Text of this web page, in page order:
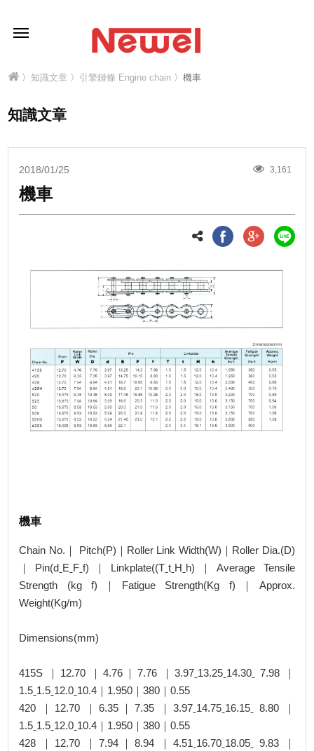
〉 知識文章 〉 引擎鏈條 Engine chain 〉機車
知識文章
2018/01/25 3,161
機車
機車
Chain No.｜ Pitch(P)｜Roller Link Width(W)｜Roller Dia.(D)
｜Pin(dˍEˍFˍf)｜Linkplate((TˍtˍHˍh)｜Average Tensile
Strength (kg f)｜Fatigue Strength(Kg f)｜Approx.
Weight(Kg/m)
Dimensions(mm)
415S ｜12.70 ｜4.76｜7.76 ｜3.97ˍ13.25ˍ14.30ˍ 7.98 ｜
1.5ˍ1.5ˍ12.0ˍ10.4｜1.950｜380｜0.55
420 ｜12.70 ｜6.35｜7.35 ｜3.97ˍ14.75ˍ16.15ˍ 8.80 ｜
1.5ˍ1.5ˍ12.0ˍ10.4｜1.950｜380｜0.55
428 ｜12.70 ｜7.94｜8.94 ｜4.51ˍ16.70ˍ18.05ˍ 9.83 ｜